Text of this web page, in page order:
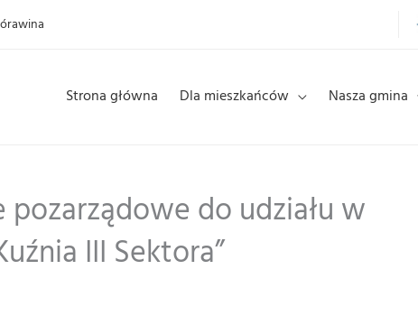
Strona główna Dla mieszkańców Nasza gmina
do udziału w
III Sektora”